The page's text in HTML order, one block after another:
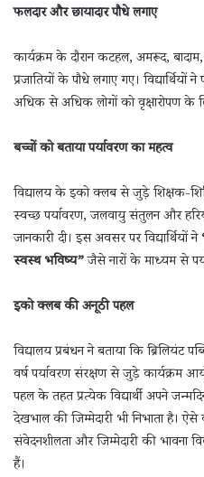
फलदार और छायादार पौधे लगाए
कार्यक्रम के दौरान कटहल, अमरूद,
प्रजातियों के पौधे लगाए गए।
अधिक से अधिक लोगों को वृक्षारोपण के
बच्चों को बताया पर्यावरण का महत्व
विद्यालय के इको क्लब से जुड़े शिक्षक-
स्वच्छ पर्यावरण, जलवायु संतुलन और
जानकारी दी। इस अवसर पर विद्यार्थियों ने
स्वस्थ भविष्य”जैसे नारों के माध्यम से
इको क्लब की अनूठी पहल
विद्यालय प्रबंधन ने बताया कि
वर्ष पर्यावरण संरक्षण से जुड़े कार्यक्रम
पहल के तहत प्रत्येक विद्यार्थी अपने
देखभाल की जिम्मेदारी भी निभाता है। ऐसे
संवेदनशीलता और जिम्मेदारी की भावना
हैं।